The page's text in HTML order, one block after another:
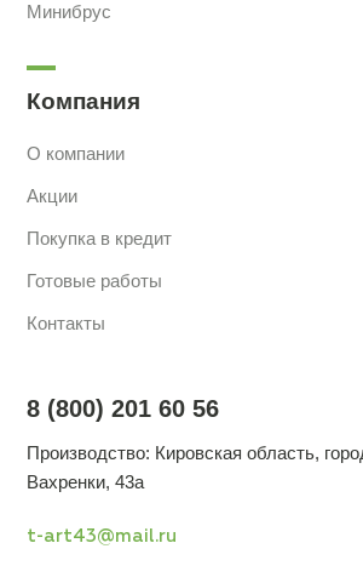
8 (800) 201 60 56
Производство: Кировская область,
Вахренки, 43а
t-art43@mail.ru
Минибрус
Компания
О компании
Акции
Покупка в кредит
Готовые работы
Контакты